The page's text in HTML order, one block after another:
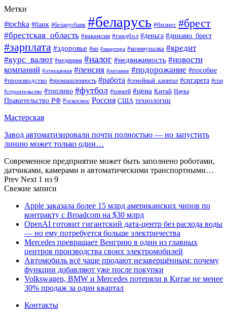
Метки
#tochka #банк #беларусбанк #беларусь #бизнес #брест
#брестская_область #вакансия #гандбол #деньга #динамо_брест
#зарплата #здоровье #ип #квартира #коммуналка #кредит
#курс_валют #медицина #налог #недвижимость #новости
компаний #отношения #пенсия #питание #подорожание #пособие
#производство #промышленность #работа #семейный_капитал #сигарета #сон
#строительство #топливо #футбол #хоккей #цена Китай Наука
Правительство РФ Роскосмос Россия США технологии
Мастерская
Завод автоматизировали почти полностью — но запустить
линию может только один…
Современное предприятие может быть заполнено роботами,
датчиками, камерами и автоматическими транспортными…
Prev Next 1 из 9
Свежие записи
Apple заказала более 15 млрд американских чипов по
контракту с Broadcom на $30 млрд
OpenAI готовит гигантский дата-центр без расхода воды
— но ему потребуется больше электричества
Mercedes превращает Венгрию в один из главных
центров производства своих электромобилей
Автомобиль всё чаще продают незавершённым: почему
функции добавляют уже после покупки
Volkswagen, BMW и Mercedes потеряли в Китае не менее
30% продаж за один квартал
Контакты